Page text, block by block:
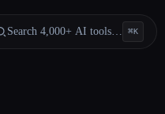
Search 4,000+ AI tools… ⌘K